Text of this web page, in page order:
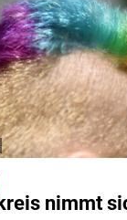
nimmt